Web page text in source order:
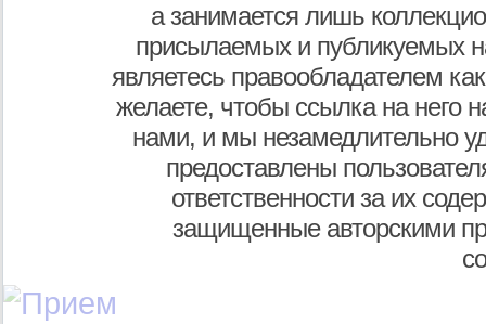
а занимается лишь
присылаемых и публикуемых
являетесь правообладателем
желаете, чтобы ссылка на него
нами, и мы незамедлительно
предоставлены
ответственности за их
защищенные авторскими